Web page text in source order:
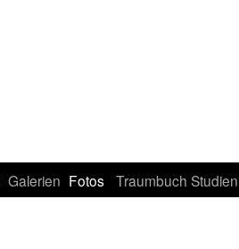
Galerien Fotos Traumbuch Studien